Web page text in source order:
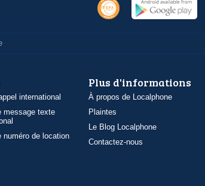
international
message texte
numéro de location
Plus d'informations
À propos de Localphone
Plaintes
Le Blog Localphone
Contactez-nous